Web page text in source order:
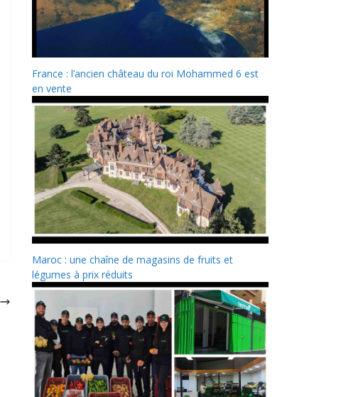
France : l’ancien château du roi Mohammed 6 est
en vente
Maroc : une chaîne de magasins de fruits et
légumes à prix réduits